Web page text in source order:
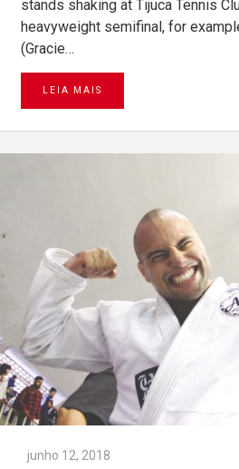
stands shaking at Tijuca Tennis
heavyweight semifinal, for
(Gracie…
LEIA MAIS
junho 12, 2018